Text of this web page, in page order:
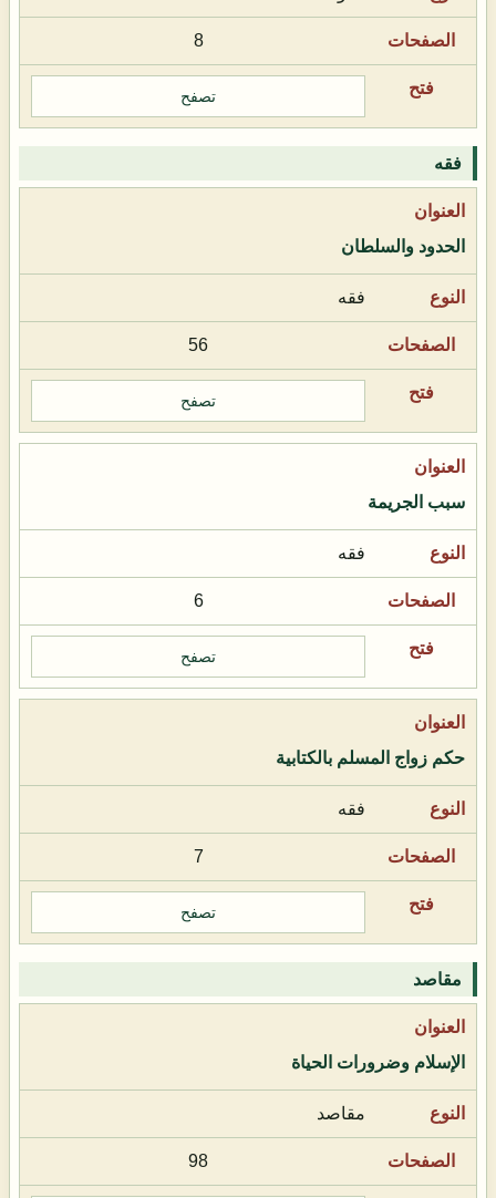
8
تصفح
فقه
الحدود والسلطان
فقه
56
تصفح
سبب الجريمة
فقه
6
تصفح
حكم زواج المسلم بالكتابية
فقه
7
تصفح
مقاصد
الإسلام وضرورات الحياة
مقاصد
98